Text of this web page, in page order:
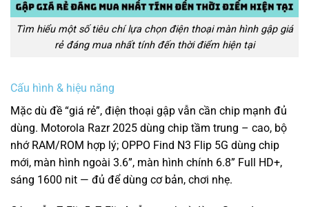
Tìm hiểu một số tiêu chí lựa chọn điện thoại màn hình gập giá
rẻ đáng mua nhất tính đến thời điểm hiện tại
Cấu hình & hiệu năng
Mặc dù đề “giá rẻ”, điện thoại gập vẫn cần chip mạnh đủ
dùng. Motorola Razr 2025 dùng chip tầm trung – cao, bộ
nhớ RAM/ROM hợp lý; OPPO Find N3 Flip 5G dùng chip
mới, màn hình ngoài 3.6”, màn hình chính 6.8” Full HD+,
sáng 1600 nit — đủ để dùng cơ bản, chơi nhẹ.